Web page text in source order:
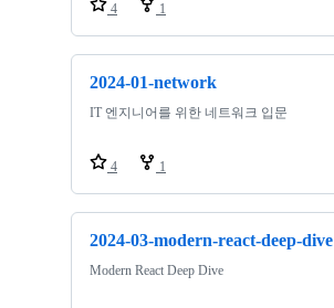
4 1
2024-01-network
IT 엔지니어를 위한 네트워크 입문
4 1
2024-03-modern-react-deep-dive
Modern React Deep Dive